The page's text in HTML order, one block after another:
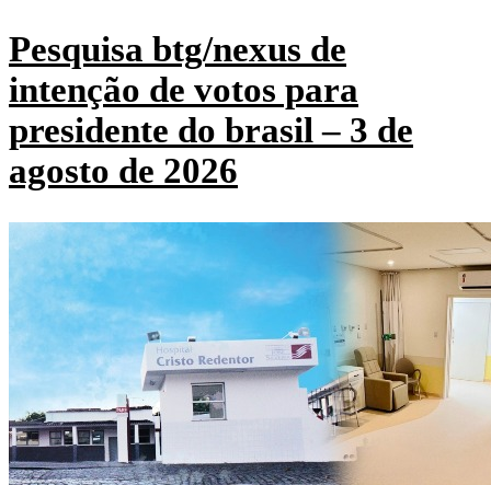
Pesquisa btg/nexus de
intenção de votos para
presidente do brasil – 3 de
agosto de 2026